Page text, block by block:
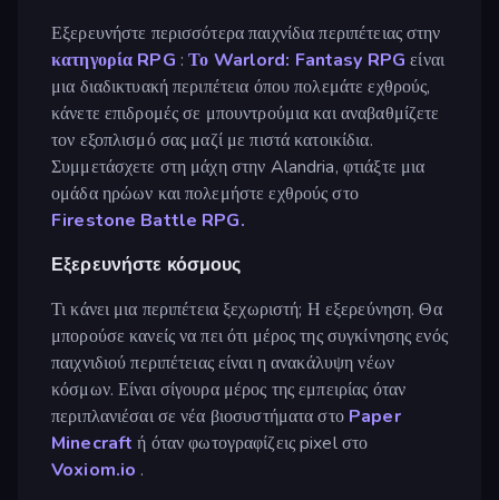
Εξερευνήστε περισσότερα παιχνίδια περιπέτειας στην
κατηγορία RPG :Το Warlord: Fantasy RPG είναι
μια διαδικτυακή περιπέτεια όπου πολεμάτε εχθρούς,
κάνετε επιδρομές σε μπουντρούμια και αναβαθμίζετε
τον εξοπλισμό σας μαζί με πιστά κατοικίδια.
Συμμετάσχετε στη μάχη στην Alandria, φτιάξτε μια
ομάδα ηρώων και πολεμήστε εχθρούς στο
Firestone Battle RPG.
Εξερευνήστε κόσμους
Τι κάνει μια περιπέτεια ξεχωριστή; Η εξερεύνηση. Θα
μπορούσε κανείς να πει ότι μέρος της συγκίνησης ενός
παιχνιδιού περιπέτειας είναι η ανακάλυψη νέων
κόσμων. Είναι σίγουρα μέρος της εμπειρίας όταν
περιπλανιέσαι σε νέα βιοσυστήματα στο Paper
Minecraft ή όταν φωτογραφίζεις pixel στο
Voxiom.io .